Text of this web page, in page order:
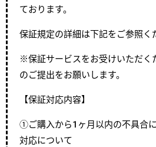
ております。
保証規定の詳細は下記をご参照く
※保証サービスをお受けいただく
のご提出をお願いします。
【保証対応内容】
①ご購入から1ヶ月以内の不具合
対応について